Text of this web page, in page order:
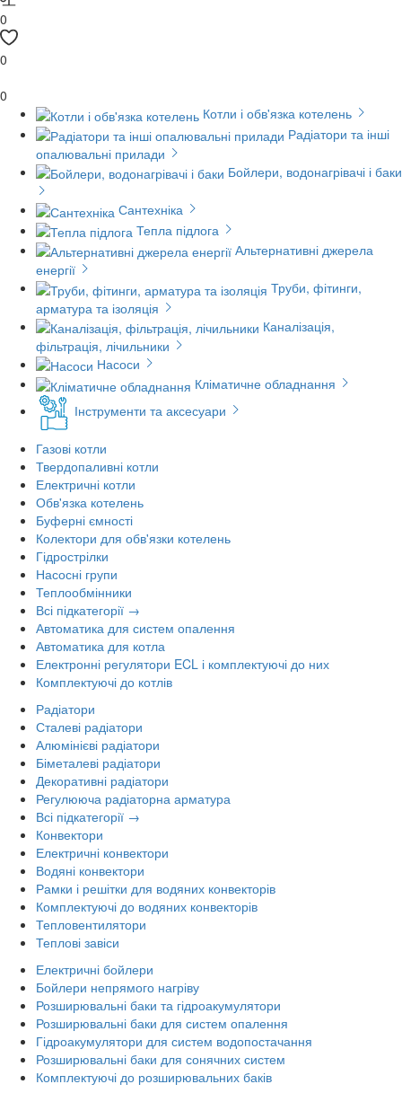
0
0
0
Котли і обв'язка котелень
Радіатори та інші
опалювальні прилади
Бойлери, водонагрівачі і баки
Сантехніка
Тепла підлога
Альтернативні джерела
енергії
Труби, фітинги,
арматура та ізоляція
Каналізація,
фільтрація, лічильники
Насоси
Кліматичне обладнання
Інструменти та аксесуари
Газові котли
Твердопаливні котли
Електричні котли
Обв'язка котелень
Буферні ємності
Колектори для обв'язки котелень
Гідрострілки
Насосні групи
Теплообмінники
Всі підкатегорії →
Автоматика для систем опалення
Автоматика для котла
Електронні регулятори ECL і комплектуючі до них
Комплектуючі до котлів
Радіатори
Сталеві радіатори
Алюмінієві радіатори
Біметалеві радіатори
Декоративні радіатори
Регулююча радіаторна арматура
Всі підкатегорії →
Конвектори
Електричні конвектори
Водяні конвектори
Рамки і решітки для водяних конвекторів
Комплектуючі до водяних конвекторів
Тепловентилятори
Теплові завіси
Електричні бойлери
Бойлери непрямого нагріву
Розширювальні баки та гідроакумулятори
Розширювальні баки для систем опалення
Гідроакумулятори для систем водопостачання
Розширювальні баки для сонячних систем
Комплектуючі до розширювальних баків